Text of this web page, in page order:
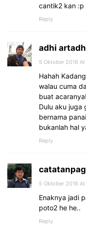
cantik2 kan :p
Reply
adhi
5 Oktober 2016 At
Hahah
walau cuma
buat
Dulu aku juga
bernama
bukanlah hal
Reply
5 Oktober 2016
Enaknya jadi
poto2 he he..
Reply